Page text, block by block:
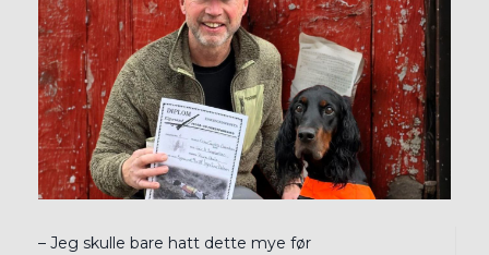
– Jeg skulle bare hatt dette mye før